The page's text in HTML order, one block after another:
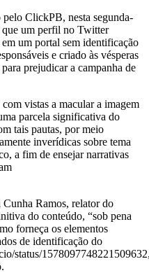
ClickPB, nesta segunda-
que um perfil no Twitter
um portal sem identificação
e criado às vésperas
prejudicar a campanha de
vistas a macular a imagem
parcela significativa do
tais pautas, por meio
inverídicas sobre tema
a fim de ensejar narrativas
Ramos, relator do
do conteúdo, “sob pena
forneça os elementos
de identificação do
status/